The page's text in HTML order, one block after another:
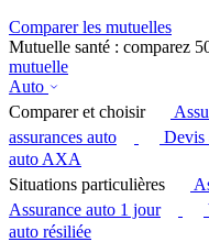
Comparer les mutuelles
Mutuelle santé : comparez
mutuelle
Auto
Comparer et choisir
assurances auto
Devis
auto AXA
Situations particulières
Assurance auto 1 jour
auto résiliée